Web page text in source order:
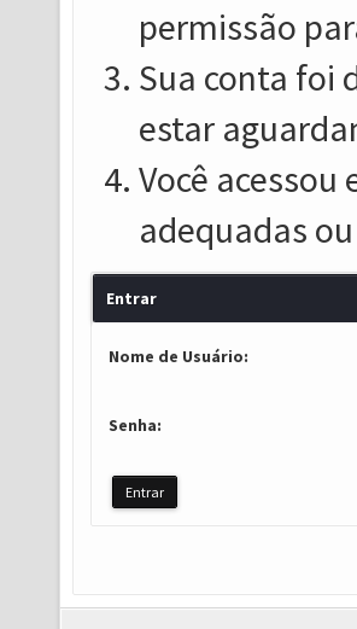
permissão
Sua conta foi
estar
Você
adequadas
Entrar
Nome de Usuário:
Senha: